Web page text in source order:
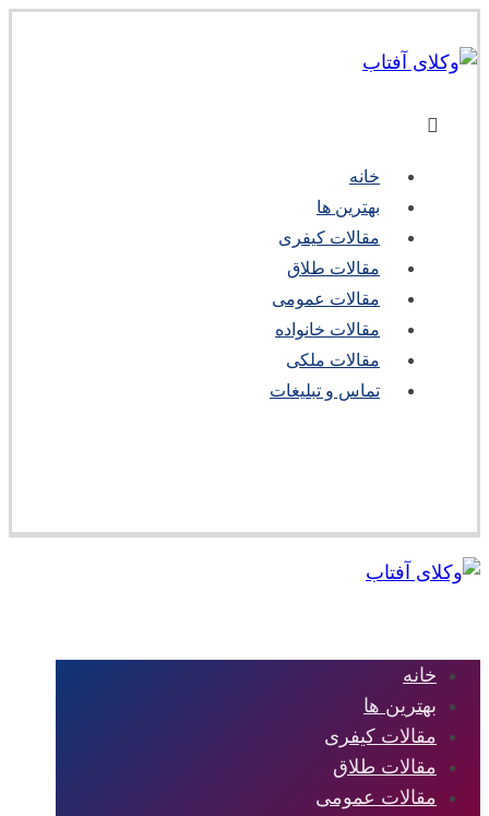
خانه
بهترین ها
مقالات کیفری
مقالات طلاق
مقالات عمومی
مقالات خانواده
مقالات ملکی
تماس و تبلیغات
خانه
بهترین ها
مقالات کیفری
مقالات طلاق
مقالات عمومی